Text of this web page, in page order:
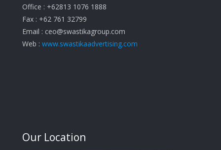
Office : +62813 1076 1888
Fax : +62 761 32799
Email : ceo@swastikagroup.com
Web : www.swastikaadvertising.com
Our Location